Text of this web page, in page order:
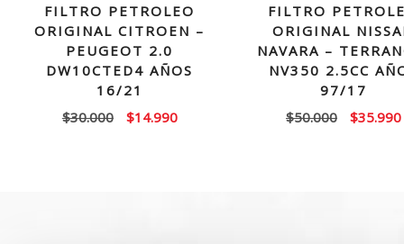
FILTRO PETROLEO
ORIGINAL CITROEN –
PEUGEOT 2.0
DW10CTED4 AÑOS
16/21
$30.000
El
$14.990El
FILTRO
ORIGINAL
NAVARA –
NV350 2.5CC
97/17
$50.000
El
$35.990